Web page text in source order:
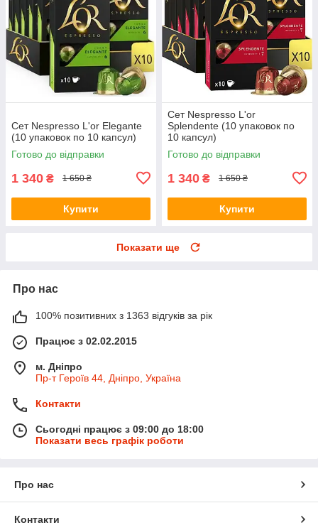
Сет Nespresso L'or Elegante
(10 упаковок по 10 капсул)
Готово до відправки
1 340 ₴ 1 650 ₴
Купити
Сет Nespresso L'or
Splendente (10 упаковок по
10 капсул)
Готово до відправки
1 340 ₴ 1 650 ₴
Купити
Показати ще
Про нас
100% позитивних з 1363 відгуків за рік
Працює з 02.02.2015
м. Дніпро
Пр-т Героїв 44, Дніпро, Україна
Контакти
Сьогодні працює з 09:00 до 18:00
Показати весь графік роботи
Про нас
Контакти